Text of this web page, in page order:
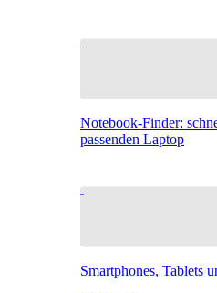
Notebook-Finder:
passenden Laptop
Smartphones, Tablets